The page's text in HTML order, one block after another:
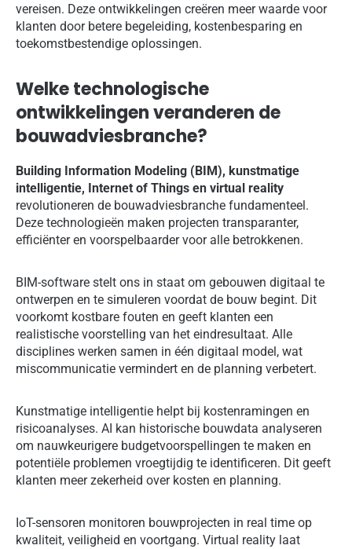
vereisen. Deze ontwikkelingen creëren meer waarde voor
klanten door betere begeleiding, kostenbesparing en
toekomstbestendige oplossingen.
Welke technologische
ontwikkelingen veranderen de
bouwadviesbranche?
Building Information Modeling (BIM), kunstmatige
intelligentie, Internet of Things en virtual reality
revolutioneren de bouwadviesbranche fundamenteel.
Deze technologieën maken projecten transparanter,
efficiënter en voorspelbaarder voor alle betrokkenen.
BIM-software stelt ons in staat om gebouwen digitaal te
ontwerpen en te simuleren voordat de bouw begint. Dit
voorkomt kostbare fouten en geeft klanten een
realistische voorstelling van het eindresultaat. Alle
disciplines werken samen in één digitaal model, wat
miscommunicatie vermindert en de planning verbetert.
Kunstmatige intelligentie helpt bij kostenramingen en
risicoanalyses. AI kan historische bouwdata analyseren
om nauwkeurigere budgetvoorspellingen te maken en
potentiële problemen vroegtijdig te identificeren. Dit geeft
klanten meer zekerheid over kosten en planning.
IoT-sensoren monitoren bouwprojecten in real time op
kwaliteit, veiligheid en voortgang. Virtual reality laat